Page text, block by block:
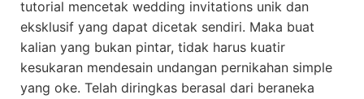
tutorial mencetak wedding invitations unik dan
eksklusif yang dapat dicetak sendiri. Maka buat
kalian yang bukan pintar, tidak harus kuatir
kesukaran mendesain undangan pernikahan simple
yang oke. Telah diringkas berasal dari beraneka